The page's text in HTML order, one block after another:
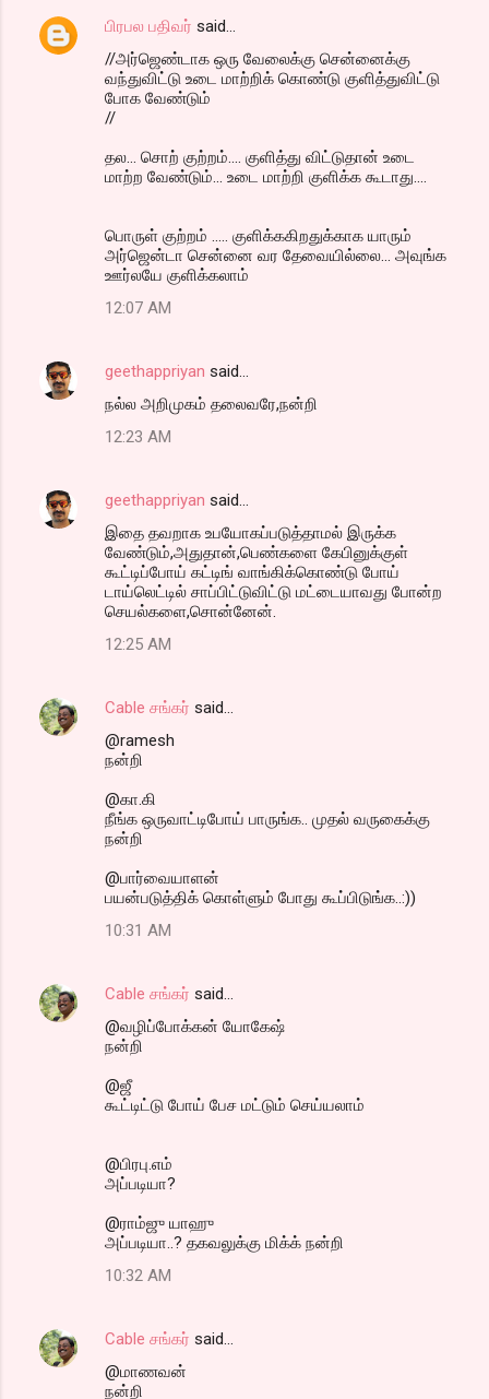
பிரபல பதிவர் said…
//அர்ஜெண்டாக ஒரு வேலைக்கு சென்னைக்கு
வந்துவிட்டு உடை மாற்றிக் கொண்டு குளித்துவிட்டு
போக வேண்டும்
//
தல... சொற் குற்றம்.... குளித்து விட்டுதான் உடை
மாற்ற வேண்டும்... உடை மாற்றி குளிக்க கூடாது....
பொருள் குற்றம் ..... குளிக்ககிறதுக்காக யாரும்
அர்ஜென்டா சென்னை வர தேவையில்லை... அவுங்க
ஊர்லயே குளிக்கலாம்
12:07 AM
geethappriyan said…
நல்ல அறிமுகம் தலைவரே,நன்றி
12:23 AM
geethappriyan said…
இதை தவறாக உபயோகப்படுத்தாமல் இருக்க
வேண்டும்,அதுதான்,பெண்களை கேபினுக்குள்
கூட்டிப்போய் கட்டிங் வாங்கிக்கொண்டு போய்
டாய்லெட்டில் சாப்பிட்டுவிட்டு மட்டையாவது போன்ற
செயல்களை,சொன்னேன்.
12:25 AM
Cable சங்கர் said…
@ramesh
நன்றி
@கா.கி
நீங்க ஒருவாட்டிபோய் பாருங்க.. முதல் வருகைக்கு
நன்றி
@பார்வையாளன்
பயன்படுத்திக் கொள்ளும் போது கூப்பிடுங்க..:))
10:31 AM
Cable சங்கர் said…
@வழிப்போக்கன் யோகேஷ்
நன்றி
@ஜீ
கூட்டிட்டு போய் பேச மட்டும் செய்யலாம்
@பிரபு.எம்
அப்படியா?
@ராம்ஜு யாஹு
அப்படியா..? தகவலுக்கு மிக்க் நன்றி
10:32 AM
Cable சங்கர் said…
@மாணவன்
நன்றி